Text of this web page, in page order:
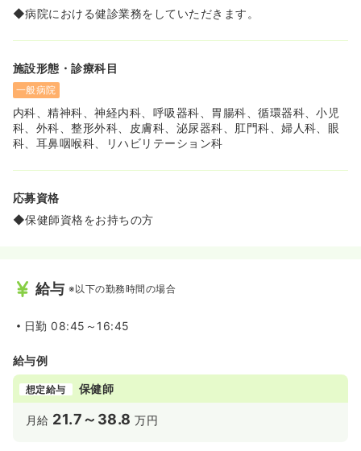
◆病院における健診業務をしていただきます。
施設形態・診療科目
一般病院
内科、精神科、神経内科、呼吸器科、胃腸科、循環器科、小児
科、外科、整形外科、皮膚科、泌尿器科、肛門科、婦人科、眼
科、耳鼻咽喉科、リハビリテーション科
応募資格
◆保健師資格をお持ちの方
給与 ※以下の勤務時間の場合
日勤 08:45～16:45
給与例
想定給与 保健師
月給 21.7～38.8 万円